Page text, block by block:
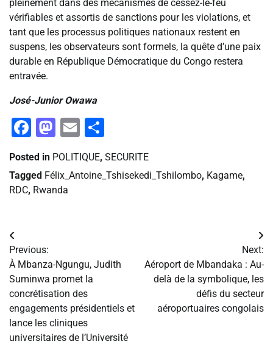
pleinement dans des mécanismes de cessez-le-feu
vérifiables et assortis de sanctions pour les violations, et
tant que les processus politiques nationaux restent en
suspens, les observateurs sont formels, la quête d’une paix
durable en République Démocratique du Congo restera
entravée.
José-Junior Owawa
Facebook
Mastodon
Email
Posted in POLITIQUE, SECURITE
Tagged Félix_Antoine_Tshisekedi_Tshilombo, Kagame,
RDC, Rwanda
Navigation
de
l’article
Previous:
À Mbanza-Ngungu, Judith
Suminwa promet la
concrétisation des
engagements présidentiels et
lance les cliniques
universitaires de l’Université
Next:
Aéroport de Mbandaka : Au-
delà de la symbolique, les
défis du secteur
aéroportuaires congolais